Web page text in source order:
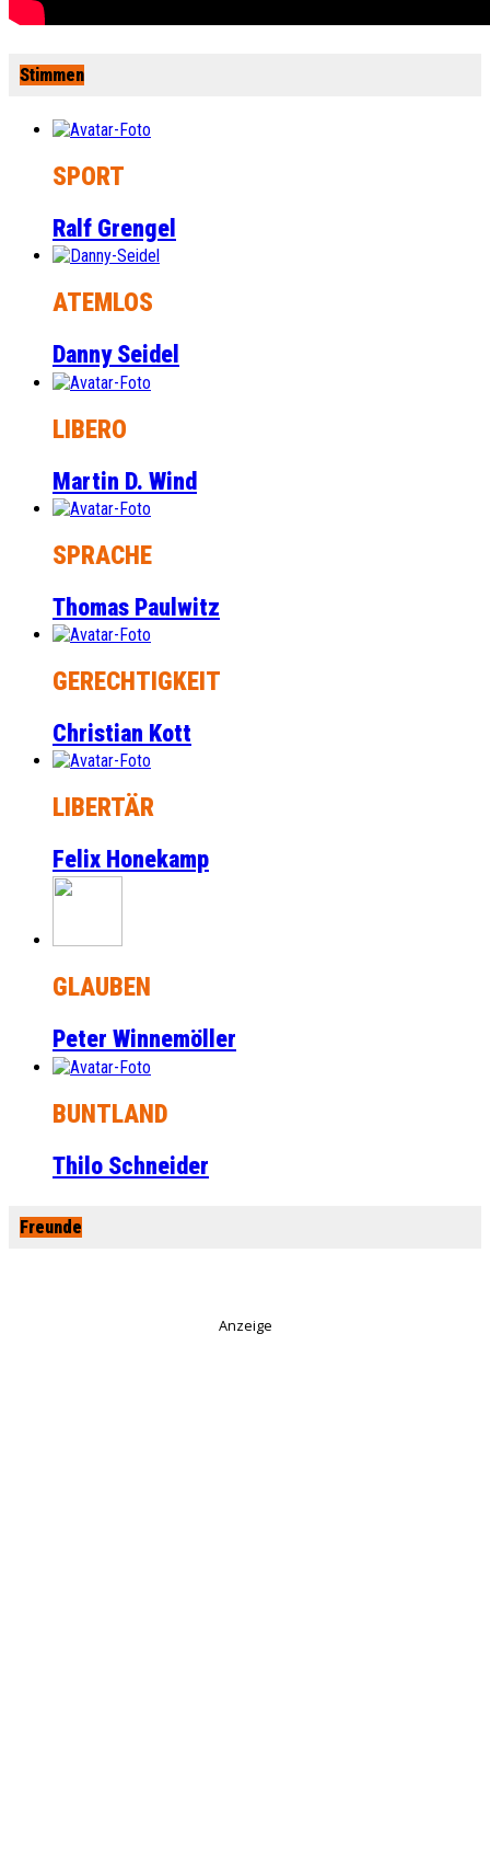
Stimmen
SPORT
Ralf Grengel
ATEMLOS
Danny Seidel
LIBERO
Martin D. Wind
SPRACHE
Thomas Paulwitz
GERECHTIGKEIT
Christian Kott
LIBERTÄR
Felix Honekamp
GLAUBEN
Peter Winnemöller
BUNTLAND
Thilo Schneider
Freunde
Anzeige